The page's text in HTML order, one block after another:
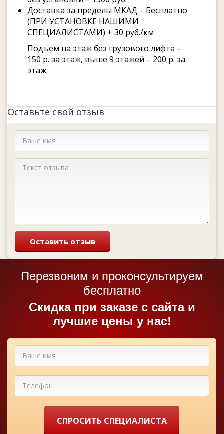
Доставка за пределы МКАД – Бесплатно
(ПРИ УСТАНОВКЕ НАШИМИ
СПЕЦИАЛИСТАМИ) + 30 руб./км
Подъем на этаж без грузового лифта –
150 р. за этаж, выше 9 этажей – 200 р. за
этаж.
Оставьте свой отзыв
Оставить отзыв
Перезвоним и проконсультируем
бесплатно
Cкидка при заказе с сайта и
лучшие цены у нас!
СПРОСИТЬ СПЕЦИАЛИСТА